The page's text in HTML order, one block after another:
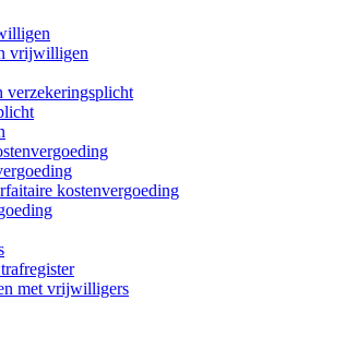
vrijwilligen
verzekeringsplicht
kostenvergoeding
met vrijwilligers